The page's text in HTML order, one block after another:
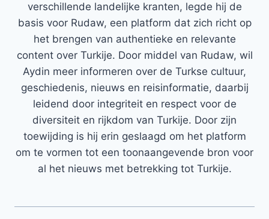
verschillende landelijke kranten, legde hij de
basis voor Rudaw, een platform dat zich richt op
het brengen van authentieke en relevante
content over Turkije. Door middel van Rudaw, wil
Aydin meer informeren over de Turkse cultuur,
geschiedenis, nieuws en reisinformatie, daarbij
leidend door integriteit en respect voor de
diversiteit en rijkdom van Turkije. Door zijn
toewijding is hij erin geslaagd om het platform
om te vormen tot een toonaangevende bron voor
al het nieuws met betrekking tot Turkije.